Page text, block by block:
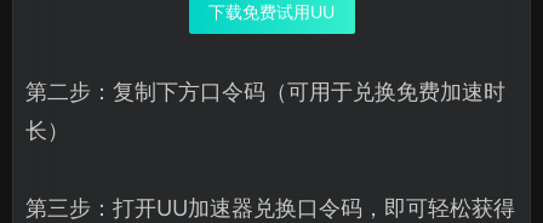
下载免费试用UU
第二步：复制下方口令码（可用于兑换免费加速时
长）
第三步：打开UU加速器兑换口令码，即可轻松获得